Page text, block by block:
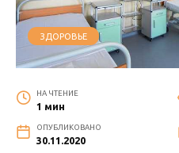
ЗДОРОВЬЕ
НА ЧТЕНИЕ
1 мин
ОПУБЛИКОВАНО
30.11.2020